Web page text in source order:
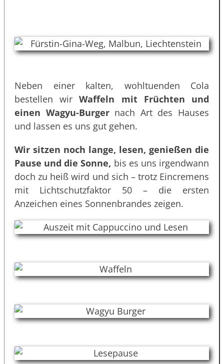
Neben einer kalten, wohltuenden Cola
bestellen wirWaffeln mit Früchten und
einen Wagyu-Burgernach Art des Hauses
und lassen es uns gut gehen.
Wir sitzen noch lange, lesen, genießen die
Pause und die Sonne, bis es uns irgendwann
doch zu heiß wird und sich – trotz Eincremens
mit Lichtschutzfaktor 50 – die ersten
Anzeichen eines Sonnenbrandes zeigen.